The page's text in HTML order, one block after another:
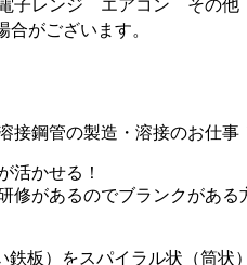
子レンジ エアコン その他
がございます。
接鋼管の製造・溶接のお仕事
活かせる！
修があるのでブランクがある
鉄板）をスパイラル状（筒状